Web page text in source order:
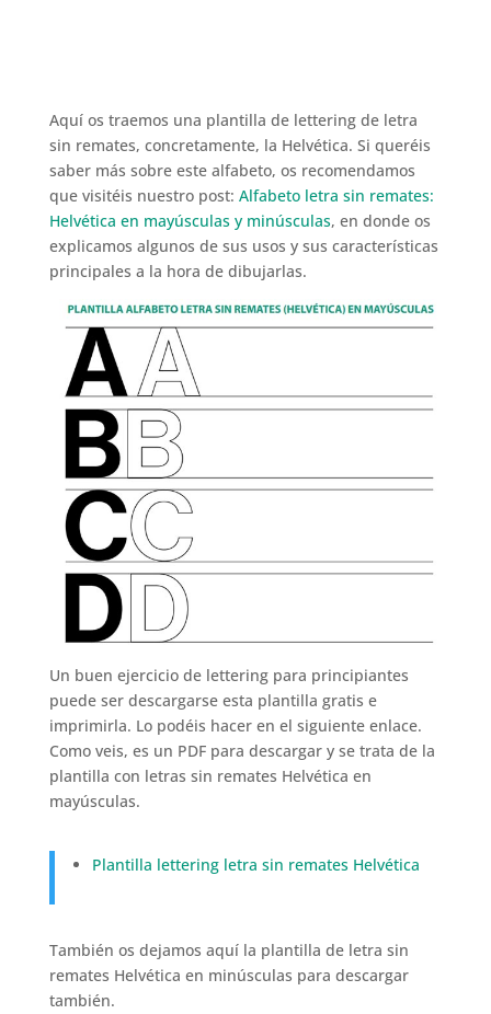
Aquí os traemos una plantilla de lettering de letra
sin remates, concretamente, la Helvética. Si queréis
saber más sobre este alfabeto, os recomendamos
que visitéis nuestro post: Alfabeto letra sin remates:
Helvética en mayúsculas y minúsculas, en donde os
explicamos algunos de sus usos y sus características
principales a la hora de dibujarlas.
Un buen ejercicio de lettering para principiantes
puede ser descargarse esta plantilla gratis e
imprimirla. Lo podéis hacer en el siguiente enlace.
Como veis, es un PDF para descargar y se trata de la
plantilla con letras sin remates Helvética en
mayúsculas.
Plantilla lettering letra sin remates Helvética
También os dejamos aquí la plantilla de letra sin
remates Helvética en minúsculas para descargar
también.